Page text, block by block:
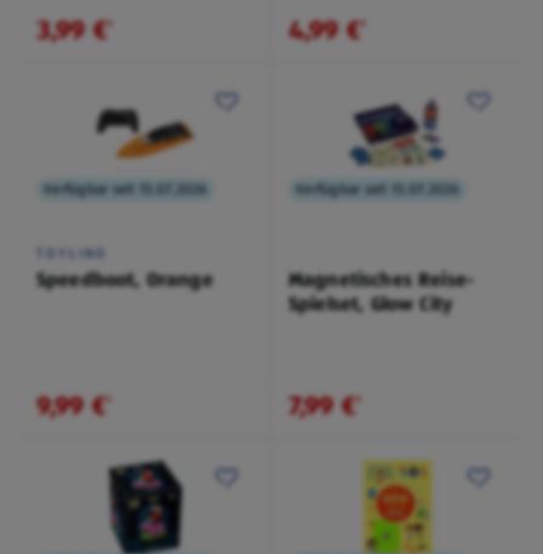
3,99 €¹ 4,99 €¹
Verfügbar seit 13.07.2026
TOYLINO
Speedboot, Orange
9,99 €¹
Verfügbar seit 13.07.2026
Magnetisches Reise-
Spielset, Glow City
7,99 €¹